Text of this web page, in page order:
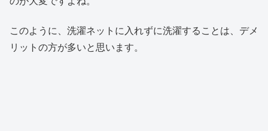
このように、洗濯ネットに入れずに洗濯することは、デメ
リットの方が多いと思います。